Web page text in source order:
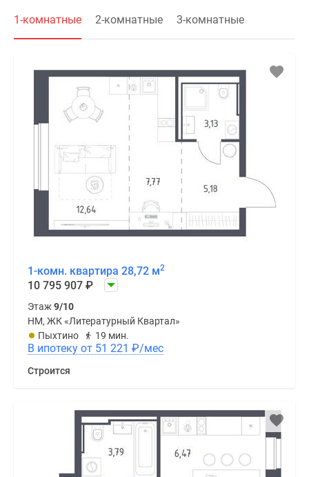
1-комнатные 2-комнатные 3-комнатные
1-комн. квартира 28,72 м2
10 795 907 ₽
Этаж 9/10
НМ, ЖК «Литературный Квартал»
Пыхтино
19 мин.
В ипотеку от 51 221 ₽/мес
Строится